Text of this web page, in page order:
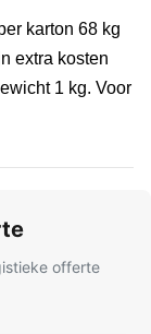
karton 68 kg
extra kosten
1 kg. Voor
offerte